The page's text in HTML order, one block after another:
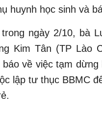
huynh học sinh và
trong ngày 2/10, bà
Kim Tân (TP Lào
báo về việc tạm
lập tư thục BBMC